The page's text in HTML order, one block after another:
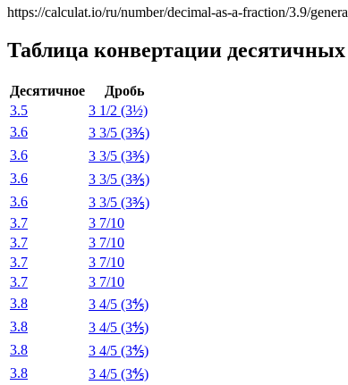
https://calculat.io/ru/number/decimal-as-a-fraction/3.9/
Таблица конвертации
Десятичное
Дробь
3.5
3 1/2 (3½)
3.6
3 3/5 (3⅗)
3.6
3 3/5 (3⅗)
3.6
3 3/5 (3⅗)
3.6
3 3/5 (3⅗)
3.7
3 7/10
3.7
3 7/10
3.7
3 7/10
3.7
3 7/10
3.8
3 4/5 (3⅘)
3.8
3 4/5 (3⅘)
3.8
3 4/5 (3⅘)
3.8
3 4/5 (3⅘)